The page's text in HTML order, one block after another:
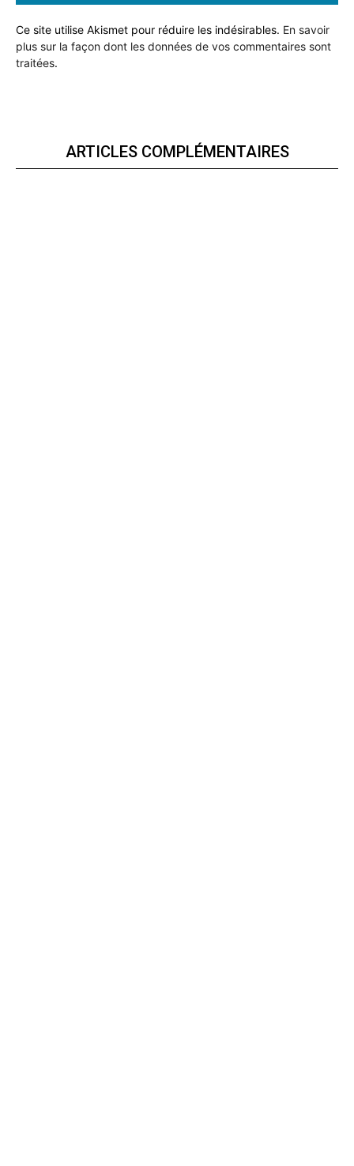
Ce site utilise Akismet pour réduire les indésirables. En savoir
plus sur la façon dont les données de vos commentaires sont
traitées.
ARTICLES COMPLÉMENTAIRES